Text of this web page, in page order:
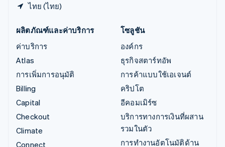
ไทย (ไทย)
ผลิตภัณฑ์และค่าบริการ
ค่าบริการ
Atlas
การเพิ่มการอนุมัติ
Billing
Capital
Checkout
Climate
Connect
โซลูชัน
องค์กร
ธุรกิจสตาร์ทอัพ
การค้าแบบใช้เอเจนต์
คริปโต
อีคอมเมิร์ซ
บริการทางการเงินที่ผสาน
รวมในตัว
การทำงานอัตโนมัติด้าน